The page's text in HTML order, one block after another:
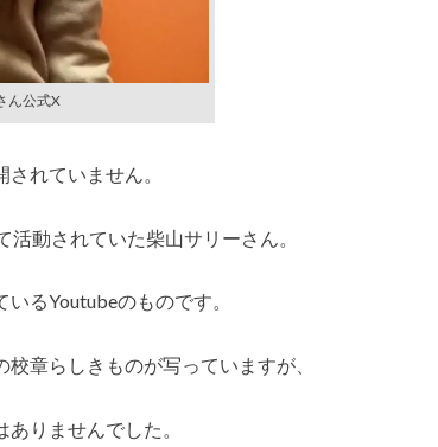
ん公式X
れていません。
動されていた柴山サリーさん。
るYoutubeのものです。
章らしきものが写っていますが、
りませんでした。